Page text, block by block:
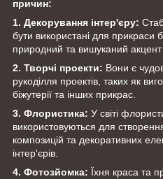
причин:
1. Декорування інтер'єру:
бути використані для прикраси
природний та вишуканий акцент
2. Творчі проекти: Вони є
рукоділля проектів, таких як
біжутерії та інших прикрас.
3. Флористика: У світі
використовуються для
композицій та декоративних
інтер'єрів.
4. Фотозйомка: Їхня краса та